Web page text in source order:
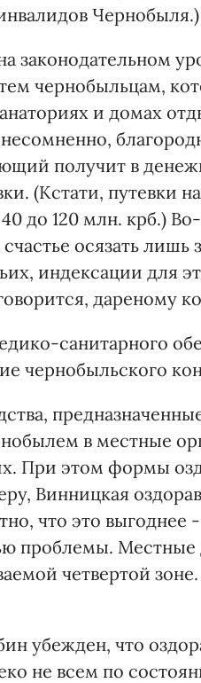
Чернобыля.)
законодательном
чернобыльцам,
и домах
получит в
(Кстати, путевки
до 120 млн. крб.)
осязать
индексации для
дареному
санитарного
чернобыльского
в местные
При этом формы
Винницкая
что это
проблемы. Местные
четвертой
убежден, что
не всем по